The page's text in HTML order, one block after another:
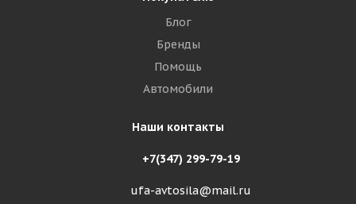
Блог
Бренды
Помощь
Автомобили
Наши контакты
+7(347) 299-79-19
ufa-avtosila@mail.ru